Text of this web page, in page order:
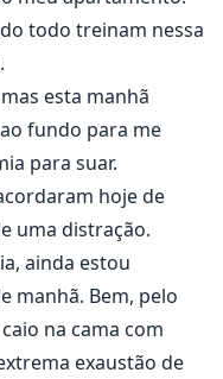
todo treinam nessa
esta manhã
fundo para me
para suar.
hoje de
uma distração.
ainda estou
manhã. Bem, pelo
na cama com
exaustão de